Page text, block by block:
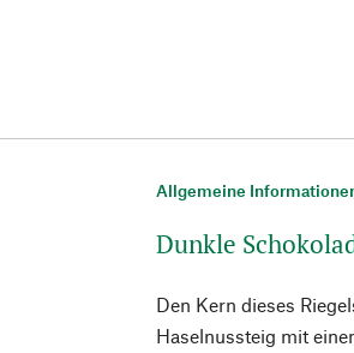
Allgemeine
Dunkle
Den Kern dieses
Haselnussteig mit